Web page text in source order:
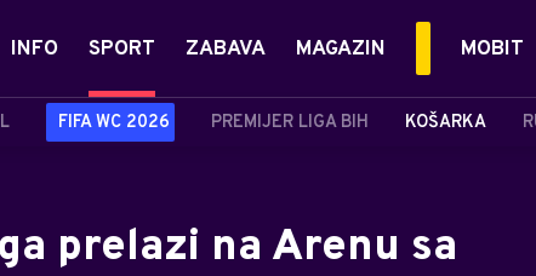
INFO SPORT
FIFA WC 2026 PREMIJER LIGA BIH KOŠARKA
ZABAVA MAGAZIN MOBIT
prelazi na Arenu sa